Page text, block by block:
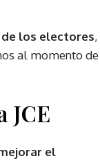
los electores,
al momento de
JCE
el